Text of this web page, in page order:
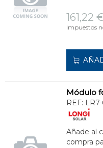
161,22
Impuestos
REF:
Añade al
compra